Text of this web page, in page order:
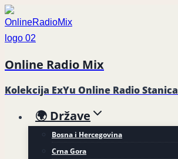
Skip
to
content
Online Radio Mix
Kolekcija ExYu Online Radio Stanica
🌍 Države
Bosna i Hercegovina
Crna Gora